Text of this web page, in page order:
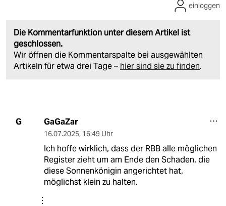
Die Kommentarfunktion unter diesem Artikel ist
geschlossen.
Wir öffnen die Kommentarspalte bei ausgewählten
Artikeln für etwa drei Tage – hier sind sie zu finden.
einloggen
G GaGaZar
16.07.2025, 16:49 Uhr
Ich hoffe wirklich, dass der RBB alle möglichen
Register zieht um am Ende den Schaden, die
diese Sonnenkönigin angerichtet hat,
möglichst klein zu halten.